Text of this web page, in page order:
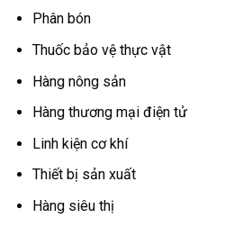
Phân bón
Thuốc bảo vệ thực vật
Hàng nông sản
Hàng thương mại điện tử
Linh kiện cơ khí
Thiết bị sản xuất
Hàng siêu thị